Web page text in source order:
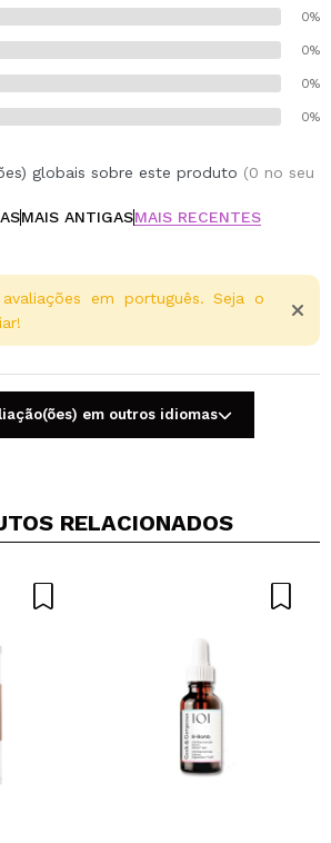
0%
0%
0%
0%
globais sobre este produto (0 no seu
MAIS ANTIGASMAIS RECENTES
um vídeo ou uma foto
esta compra?
em português. Seja o
em outros idiomas
RELACIONADOS